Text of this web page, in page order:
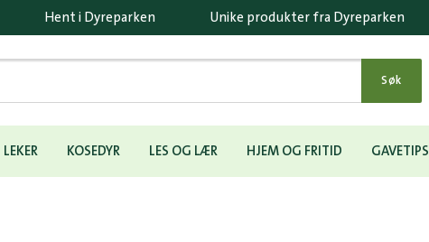
Hent i Dyreparken Unike produkter fra Dyreparken
Søk
LEKER KOSEDYR LES OG LÆR HJEM OG FRITID GAVETIPS